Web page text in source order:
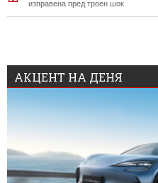
изправена пред троен шок
АКЦЕНТ НА ДЕНЯ